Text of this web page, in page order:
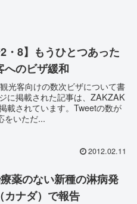
・8】もうひとつあった
へのビザ緩和
光客向けの数次ビザについて書
に掲載された記事は、ZAKZAK
載されています。Tweetの数が
をいただ...
2012.02.11
薬のない新種の淋病発
カナダ）で報告